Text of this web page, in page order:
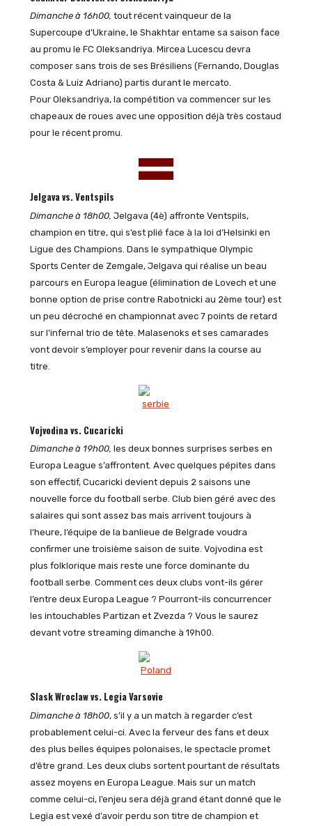
Dimanche à 16h00, tout récent vainqueur de la
Supercoupe d’Ukraine, le Shakhtar entame sa saison face
au promu le FC Oleksandriya. Mircea Lucescu devra
composer sans trois de ses Brésiliens (Fernando, Douglas
Costa & Luiz Adriano) partis durant le mercato.
Pour Oleksandriya, la compétition va commencer sur les
chapeaux de roues avec une opposition déjà très costaud
pour le récent promu.
Jelgava vs. Ventspils
Dimanche à 18h00, Jelgava (4è) affronte Ventspils,
champion en titre, qui s’est plié face à la loi d’Helsinki en
Ligue des Champions. Dans le sympathique Olympic
Sports Center de Zemgale, Jelgava qui réalise un beau
parcours en Europa league (élimination de Lovech et une
bonne option de prise contre Rabotnicki au 2ème tour) est
un peu décroché en championnat avec 7 points de retard
sur l’infernal trio de tête. Malasenoks et ses camarades
vont devoir s’employer pour revenir dans la course au
titre.
Vojvodina vs. Cucaricki
Dimanche à 19h00, les deux bonnes surprises serbes en
Europa League s’affrontent. Avec quelques pépites dans
son effectif, Cucaricki devient depuis 2 saisons une
nouvelle force du football serbe. Club bien géré avec des
salaires qui sont assez bas mais arrivent toujours à
l’heure, l’équipe de la banlieue de Belgrade voudra
confirmer une troisième saison de suite. Vojvodina est
plus folklorique mais reste une force dominante du
football serbe. Comment ces deux clubs vont-ils gérer
l’entre deux Europa League ? Pourront-ils concurrencer
les intouchables Partizan et Zvezda ? Vous le saurez
devant votre streaming dimanche à 19h00.
Slask Wroclaw vs. Legia Varsovie
Dimanche à 18h00, s’il y a un match à regarder c’est
probablement celui-ci. Avec la ferveur des fans et deux
des plus belles équipes polonaises, le spectacle promet
d’être grand. Les deux clubs sortent pourtant de résultats
assez moyens en Europa League. Mais sur un match
comme celui-ci, l’enjeu sera déjà grand étant donné que le
Legia est vexé d’avoir perdu son titre de champion et